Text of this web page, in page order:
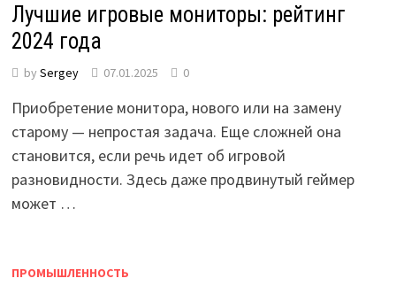
Лучшие игровые мониторы: рейтинг
2024 года
by Sergey 07.01.2025 0
Приобретение монитора, нового или на замену
старому — непростая задача. Еще сложней она
становится, если речь идет об игровой
разновидности. Здесь даже продвинутый геймер
может …
ПРОМЫШЛЕННОСТЬ